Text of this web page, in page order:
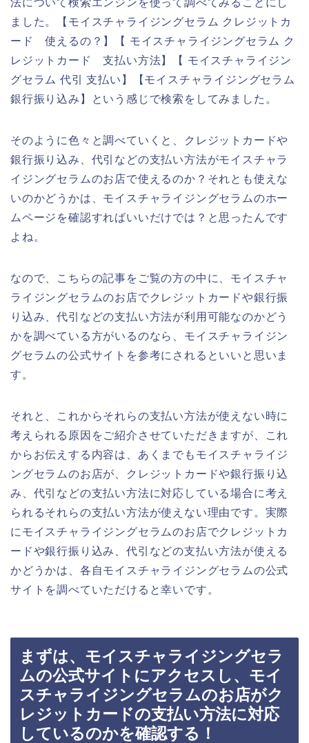
法について検索エンジンを使って調べてみることにし
ました。【モイスチャライジングセラム クレジットカ
ード 使えるの？】【 モイスチャライジングセラム ク
レジットカード 支払い方法】【 モイスチャライジン
グセラム 代引 支払い】【モイスチャライジングセラム
銀行振り込み】という感じで検索をしてみました。
そのように色々と調べていくと、クレジットカードや
銀行振り込み、代引などの支払い方法がモイスチャラ
イジングセラムのお店で使えるのか？それとも使えな
いのかどうかは、モイスチャライジングセラムのホー
ムページを確認すればいいだけでは？と思ったんです
よね。
なので、こちらの記事をご覧の方の中に、モイスチャ
ライジングセラムのお店でクレジットカードや銀行振
り込み、代引などの支払い方法が利用可能なのかどう
かを調べている方がいるのなら、モイスチャライジン
グセラムの公式サイトを参考にされるといいと思いま
す。
それと、これからそれらの支払い方法が使えない時に
考えられる原因をご紹介させていただきますが、これ
からお伝えする内容は、あくまでもモイスチャライジ
ングセラムのお店が、クレジットカードや銀行振り込
み、代引などの支払い方法に対応している場合に考え
られるそれらの支払い方法が使えない理由です。実際
にモイスチャライジングセラムのお店でクレジットカ
ードや銀行振り込み、代引などの支払い方法が使える
かどうかは、各自モイスチャライジングセラムの公式
サイトを調べていただけると幸いです。
まずは、モイスチャライジングセラ
ムの公式サイトにアクセスし、モイ
スチャライジングセラムのお店がク
レジットカードの支払い方法に対応
しているのかを確認する！